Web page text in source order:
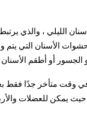
الليلي ، والذي
الأسنان التي
وقت متأخر جدًا فقط